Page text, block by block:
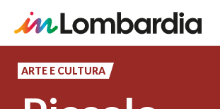
ARTE E CULTURA